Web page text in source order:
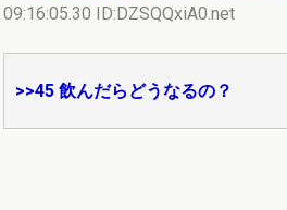
09:16:05.30 ID:DZSQQxiA0.net
>>45 飲んだらどうなるの？